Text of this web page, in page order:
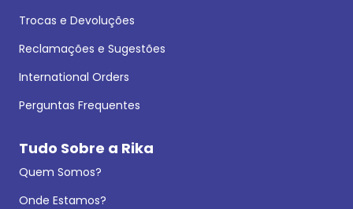
Trocas e Devoluções
Reclamações e Sugestões
International Orders
Perguntas Frequentes
Tudo Sobre a Rika
Quem Somos?
Onde Estamos?